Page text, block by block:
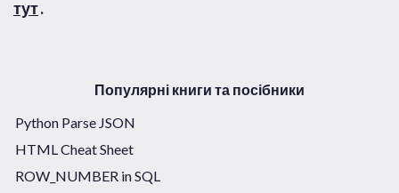
тут.
Популярні книги та посібники
Python Parse JSON
HTML Cheat Sheet
ROW_NUMBER in SQL